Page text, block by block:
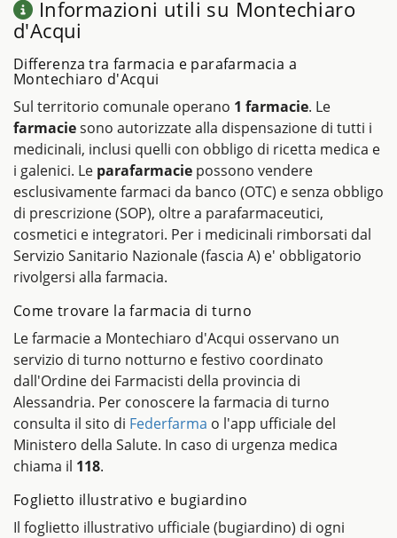
Informazioni utili su Montechiaro
d'Acqui
Differenza tra farmacia e parafarmacia a
Montechiaro d'Acqui
Sul territorio comunale operano 1 farmacie. Le
farmaciesono autorizzate alla dispensazione di tutti i
medicinali, inclusi quelli con obbligo di ricetta medica e
i galenici. Le parafarmacie possono vendere
esclusivamente farmaci da banco (OTC) e senza obbligo
di prescrizione (SOP), oltre a parafarmaceutici,
cosmetici e integratori. Per i medicinali rimborsati dal
Servizio Sanitario Nazionale (fascia A) e' obbligatorio
rivolgersi alla farmacia.
Come trovare la farmacia di turno
Le farmacie a Montechiaro d'Acqui osservano un
servizio di turno notturno e festivo coordinato
dall'Ordine dei Farmacisti della provincia di
Alessandria. Per conoscere la farmacia di turno
consulta il sito di Federfarma o l'app ufficiale del
Ministero della Salute. In caso di urgenza medica
chiama il 118.
Foglietto illustrativo e bugiardino
Il foglietto illustrativo ufficiale (bugiardino) di ogni